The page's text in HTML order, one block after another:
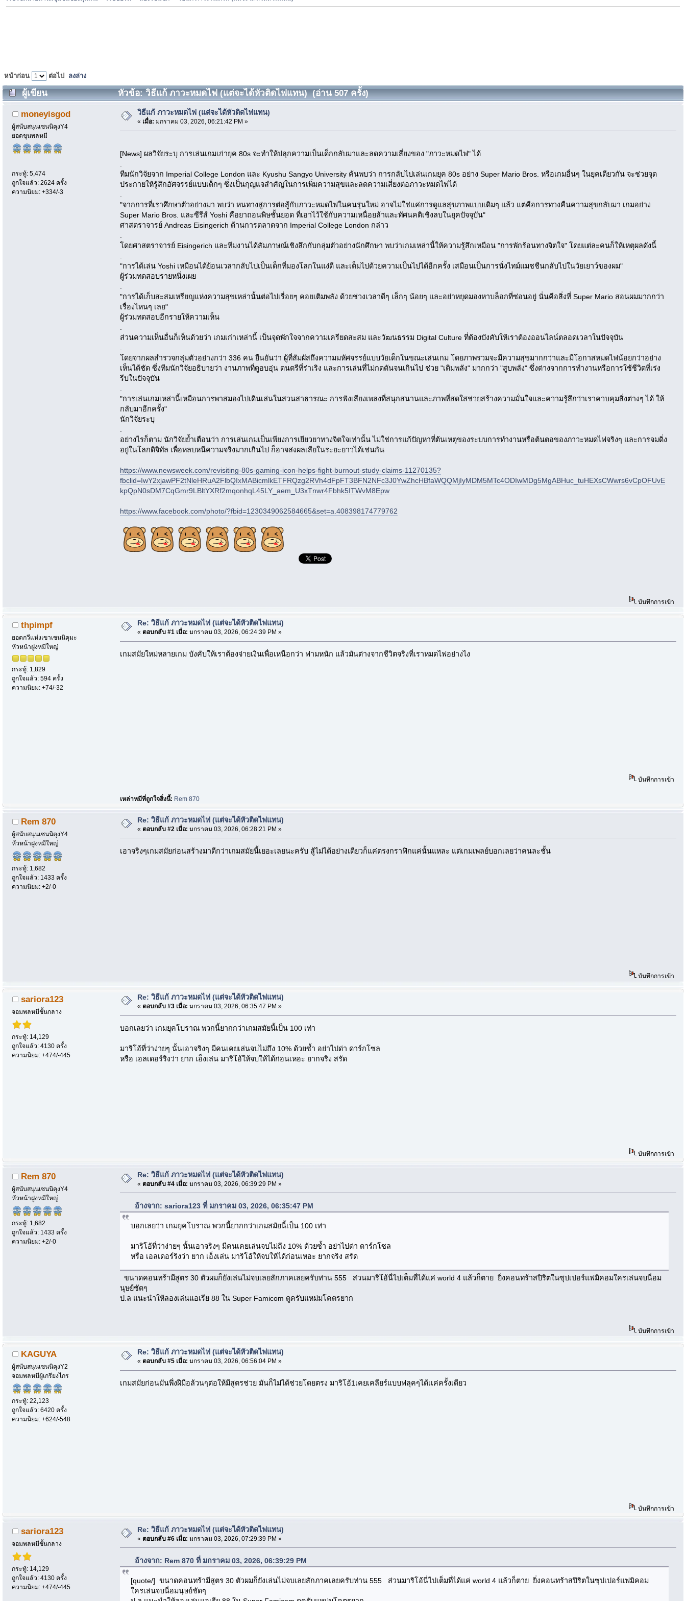
หน้าก่อน ต่อไป ลงล่าง
ผู้เขียน หัวข้อ: วิธีแก้ ภาวะหมดไฟ (แต่จะได้หัวติดไฟแทน) (อ่าน 507 ครั้ง)
moneyisgod
ผู้สนับสนุนเซนนิคุงY4
ยอดขุนพลหมี
กระทู้: 5,474
ถูกใจแล้ว: 2624 ครั้ง
ความนิยม: +334/-3
วิธีแก้ ภาวะหมดไฟ (แต่จะได้หัวติดไฟแทน)
« เมื่อ: มกราคม 03, 2026, 06:21:42 PM »
[News] ผลวิจัยระบุ การเล่นเกมเก่ายุค 80s จะทำให้ปลุกความเป็นเด็กกลับมาและลดความเสี่ยงของ "ภาวะหมดไฟ" ได้
ทีมนักวิจัยจาก Imperial College London และ Kyushu Sangyo University ค้นพบว่า การกลับไปเล่นเกมยุค 80s อย่าง Super Mario Bros. หรือเกมอื่นๆ ในยุคเดียวกัน จะช่วยจุด
ประกายให้รู้สึกอัศจรรย์แบบเด็กๆ ซึ่งเป็นกุญแจสำคัญในการเพิ่มความสุขและลดความเสี่ยงต่อภาวะหมดไฟได้
"จากการที่เราศึกษาตัวอย่างมา พบว่า หนทางสู่การต่อสู้กับภาวะหมดไฟในคนรุ่นใหม่ อาจไม่ใช่แค่การดูแลสุขภาพแบบเดิมๆ แล้ว แต่คือการทวงคืนความสุขกลับมา เกมอย่าง
Super Mario Bros. และซีรีส์ Yoshi คือยาถอนพิษชั้นยอด ที่เอาไว้ใช้กับความเหนื่อยล้าและทัศนคติเชิงลบในยุคปัจจุบัน"
ศาสตราจารย์ Andreas Eisingerich ด้านการตลาดจาก Imperial College London กล่าว
โดยศาสตราจารย์ Eisingerich และทีมงานได้สัมภาษณ์เชิงลึกกับกลุ่มตัวอย่างนักศึกษา พบว่าเกมเหล่านี้ให้ความรู้สึกเหมือน "การพักร้อนทางจิตใจ" โดยแต่ละคนก็ให้เหตุผลดังนี้
"การได้เล่น Yoshi เหมือนได้ย้อนเวลากลับไปเป็นเด็กที่มองโลกในแง่ดี และเต็มไปด้วยความเป็นไปได้อีกครั้ง เสมือนเป็นการนั่งไทม์แมชชีนกลับไปในวัยเยาว์ของผม"
ผู้ร่วมทดสอบรายหนึ่งเผย
"การได้เก็บสะสมเหรียญแห่งความสุขเหล่านั้นต่อไปเรื่อยๆ คอยเติมพลัง ด้วยช่วงเวลาดีๆ เล็กๆ น้อยๆ และอย่าหยุดมองหาบล็อกที่ซ่อนอยู่ นั่นคือสิ่งที่ Super Mario สอนผมมากกว่า
เรื่องไหนๆ เลย"
ผู้ร่วมทดสอบอีกรายให้ความเห็น
ส่วนความเห็นอื่นก็เห็นด้วยว่า เกมเก่าเหล่านี้ เป็นจุดพักใจจากความเครียดสะสม และวัฒนธรรม Digital Culture ที่ต้องบังคับให้เราต้องออนไลน์ตลอดเวลาในปัจจุบัน
โดยจากผลสำรวจกลุ่มตัวอย่างกว่า 336 คน ยืนยันว่า ผู้ที่สัมผัสถึงความมหัศจรรย์แบบวัยเด็กในขณะเล่นเกม โดยภาพรวมจะมีความสุขมากกว่าและมีโอกาสหมดไฟน้อยกว่าอย่าง
เห็นได้ชัด ซึ่งทีมนักวิจัยอธิบายว่า งานภาพที่ดูอบอุ่น ดนตรีที่ร่าเริง และการเล่นที่ไม่กดดันจนเกินไป ช่วย "เติมพลัง" มากกว่า "สูบพลัง" ซึ่งต่างจากการทำงานหรือการใช้ชีวิตที่เร่ง
รีบในปัจจุบัน
"การเล่นเกมเหล่านี้เหมือนการพาสมองไปเดินเล่นในสวนสาธารณะ การฟังเสียงเพลงที่สนุกสนานและภาพที่สดใสช่วยสร้างความมั่นใจและความรู้สึกว่าเราควบคุมสิ่งต่างๆ ได้ ให้
กลับมาอีกครั้ง"
นักวิจัยระบุ
อย่างไรก็ตาม นักวิจัยย้ำเตือนว่า การเล่นเกมเป็นเพียงการเยียวยาทางจิตใจเท่านั้น ไม่ใช่การแก้ปัญหาที่ต้นเหตุของระบบการทำงานหรือต้นตอของภาวะหมดไฟจริงๆ และการจมดิ่ง
อยู่ในโลกดิจิทัล เพื่อหลบหนีความจริงมากเกินไป ก็อาจส่งผลเสียในระยะยาวได้เช่นกัน
https://www.newsweek.com/revisiting-80s-gaming-icon-helps-fight-burnout-study-claims-11270135?
fbclid=IwY2xjawPF2tNleHRuA2FlbQIxMABicmlkETFRQzg2RVh4dFpFT3BFN2NFc3J0YwZhcHBfaWQQMjIyMDM5MTc4ODIwMDg5MgABHuc_tuHEXsCWwrs6vCpOFUvE
kpQpN0sDM7CqGmr9LBltYXRf2mqonhqL45LY_aem_U3xTnwr4Fbhk5ITWvM8Epw
https://www.facebook.com/photo/?fbid=1230349062584665&set=a.408398174779762
บันทึกการเข้า
thpimpf
ยอดกวีแห่งเขาเซนนิคุมะ
หัวหน้าฝูงหมีใหญ่
กระทู้: 1,829
ถูกใจแล้ว: 594 ครั้ง
ความนิยม: +74/-32
Re: วิธีแก้ ภาวะหมดไฟ (แต่จะได้หัวติดไฟแทน)
« ตอบกลับ #1 เมื่อ: มกราคม 03, 2026, 06:24:39 PM »
เกมสมัยใหม่หลายเกม บังคับให้เราต้องจ่ายเงินเพื่อเหนือกว่า ฟามหนัก แล้วมันต่างจากชีวิตจริงที่เราหมดไฟอย่างไง
บันทึกการเข้า
เหล่าหมีที่ถูกใจสิ่งนี้: Rem 870
Rem 870
ผู้สนับสนุนเซนนิคุงY4
หัวหน้าฝูงหมีใหญ่
กระทู้: 1,682
ถูกใจแล้ว: 1433 ครั้ง
ความนิยม: +2/-0
Re: วิธีแก้ ภาวะหมดไฟ (แต่จะได้หัวติดไฟแทน)
« ตอบกลับ #2 เมื่อ: มกราคม 03, 2026, 06:28:21 PM »
เอาจริงๆเกมสมัยก่อนสร้างมาดีกว่าเกมสมัยนี้เยอะเลยนะครับ สู้ไม่ได้อย่างเดียวก็แค่ตรงกราฟิกแค่นั้นแหละ แต่เกมเพลย์บอกเลยว่าคนละชั้น
บันทึกการเข้า
sariora123
จอมพลหมีชั้นกลาง
กระทู้: 14,129
ถูกใจแล้ว: 4130 ครั้ง
ความนิยม: +474/-445
Re: วิธีแก้ ภาวะหมดไฟ (แต่จะได้หัวติดไฟแทน)
« ตอบกลับ #3 เมื่อ: มกราคม 03, 2026, 06:35:47 PM »
บอกเลยว่า เกมยุคโบราณ พวกนี้ยากกว่าเกมสมัยนี้เป็น 100 เท่า
มาริโอ้ที่ว่าง่ายๆ นั้นเอาจริงๆ มีคนเคยเล่นจบไม่ถึง 10% ด้วยซ้ำ อย่าไปด่า ดาร์กโซล
หรือ เอลเดอร์ริงว่า ยาก เอ็งเล่น มาริโอ้ให้จบให้ได้ก่อนเหอะ ยากจริง สรัด
บันทึกการเข้า
Rem 870
ผู้สนับสนุนเซนนิคุงY4
หัวหน้าฝูงหมีใหญ่
กระทู้: 1,682
ถูกใจแล้ว: 1433 ครั้ง
ความนิยม: +2/-0
Re: วิธีแก้ ภาวะหมดไฟ (แต่จะได้หัวติดไฟแทน)
« ตอบกลับ #4 เมื่อ: มกราคม 03, 2026, 06:39:29 PM »
อ้างจาก: sariora123 ที่ มกราคม 03, 2026, 06:35:47 PM
บอกเลยว่า เกมยุคโบราณ พวกนี้ยากกว่าเกมสมัยนี้เป็น 100 เท่า
มาริโอ้ที่ว่าง่ายๆ นั้นเอาจริงๆ มีคนเคยเล่นจบไม่ถึง 10% ด้วยซ้ำ อย่าไปด่า ดาร์กโซล
หรือ เอลเดอร์ริงว่า ยาก เอ็งเล่น มาริโอ้ให้จบให้ได้ก่อนเหอะ ยากจริง สรัด
ขนาดคอนทร้ามีสูตร 30 ตัวผมก็ยังเล่นไม่จบเลยสักภาคเลยครับท่าน 555 ส่วนมาริโอ้นี่ไปเต็มที่ได้แค่ world 4 แล้วก็ตาย ยิ่งคอนทร้าสปิริตในซุปเปอร์แฟมิคอมใครเล่นจบนี่อม
นุษย์ชัดๆ
ป.ล แนะนำให้ลองเล่นแอเรีย 88 ใน Super Famicom ดูครับแหม่มโคตรยาก
บันทึกการเข้า
KAGUYA
ผู้สนับสนุนเซนนิคุงY2
จอมพลหมีผู้เกรียงไกร
กระทู้: 22,123
ถูกใจแล้ว: 6420 ครั้ง
ความนิยม: +624/-548
Re: วิธีแก้ ภาวะหมดไฟ (แต่จะได้หัวติดไฟแทน)
« ตอบกลับ #5 เมื่อ: มกราคม 03, 2026, 06:56:04 PM »
เกมสมัยก่อนมันพึ่งฝีมือล้วนๆต่อให้มีสูตรช่วย มันก็ไม่ได้ช่วยโดยตรง มาริโอ้1เคยเคลียร์แบบฟลุคๆได้เเค่ครั้งเดียว
บันทึกการเข้า
sariora123
จอมพลหมีชั้นกลาง
กระทู้: 14,129
ถูกใจแล้ว: 4130 ครั้ง
ความนิยม: +474/-445
Re: วิธีแก้ ภาวะหมดไฟ (แต่จะได้หัวติดไฟแทน)
« ตอบกลับ #6 เมื่อ: มกราคม 03, 2026, 07:29:39 PM »
อ้างจาก: Rem 870 ที่ มกราคม 03, 2026, 06:39:29 PM
[quote/] ขนาดคอนทร้ามีสูตร 30 ตัวผมก็ยังเล่นไม่จบเลยสักภาคเลยครับท่าน 555 ส่วนมาริโอ้นี่ไปเต็มที่ได้แค่ world 4 แล้วก็ตาย ยิ่งคอนทร้าสปิริตในซุปเปอร์แฟมิคอม
ใครเล่นจบนี่อมนุษย์ชัดๆ